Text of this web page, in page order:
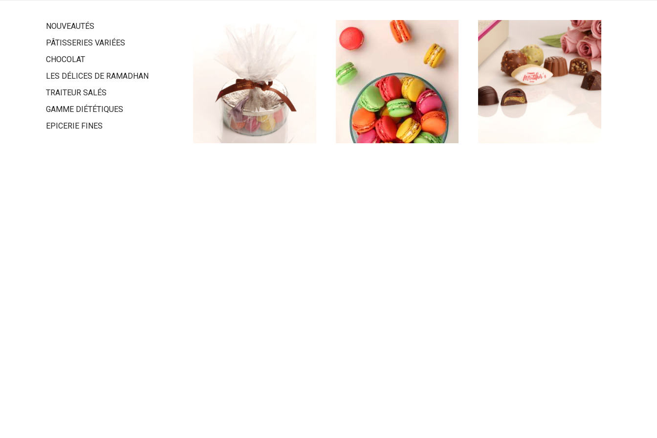
NOUVEAUTÉS
PÂTISSERIES VARIÉES
CHOCOLAT
LES DÉLICES DE RAMADHAN
TRAITEUR SALÉS
GAMME DIÉTÉTIQUES
EPICERIE FINES